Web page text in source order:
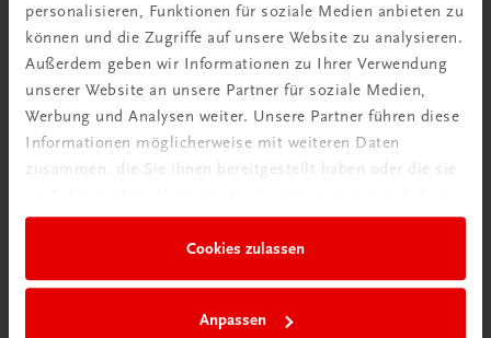
personalisieren, Funktionen für soziale Medien anbieten zu
können und die Zugriffe auf unsere Website zu analysieren.
Außerdem geben wir Informationen zu Ihrer Verwendung
unserer Website an unsere Partner für soziale Medien,
Werbung und Analysen weiter. Unsere Partner führen diese
Informationen möglicherweise mit weiteren Daten
zusammen, die Sie ihnen bereitgestellt haben oder die sie
Cookies zulassen
Anpassen
Wir über uns
Familienunternehmen mit 80 Mitarbeiterinnen und
Mitarbeitern, die eines verbindet: Begeisterung für unsere
Produkte.
mehr erfahren
Wir sind gerne für Sie da
TRAUNER Verlag + Buchservice GmbH